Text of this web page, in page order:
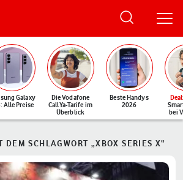
Galaxy
Alle Preise
Die Vodafone
CallYa-Tarife im
Überblick
Beste Handys
2026
Deal
bei
SCHLAGWORT „XBOX SERIES X“